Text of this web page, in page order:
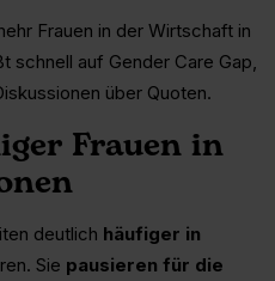
Frauen in der Wirtschaft in
schnell auf Gender Care Gap,
über Quoten.
Frauen in
deutlich häufiger in
Sie pausieren für die